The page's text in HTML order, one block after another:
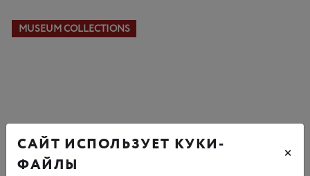
MUSEUM COLLECTIONS
САЙТ ИСПОЛЬЗУЕТ КУКИ-
ФАЙЛЫ
×